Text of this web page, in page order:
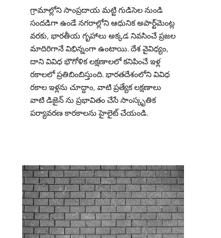
గ్రామాల్లోని సాంప్రదాయ మట్టి గుడిసెల నుండి
సందడిగా ఉండే నగరాల్లోని ఆధునిక అపార్ట్‌మెంట్ల
వరకు, భారతీయ గృహాలు అక్కడ నివసించే ప్రజల
మాదిరిగానే విభిన్నంగా ఉంటాయి. దేశ వైవిధ్యం,
దాని వివిధ భౌగోళిక లక్షణాలలో కనిపించే ఇళ్ల
రకాలలో ప్రతిబింబిస్తుంది. భారతదేశంలోని వివిధ
రకాల ఇళ్లను చూద్దాం, వాటి ప్రత్యేక లక్షణాలు
వాటి డిజైన్ ను ప్రభావితం చేసే సాంస్కృతిక
పర్యావరణ కారకాలను హైలైట్ చేయండి.